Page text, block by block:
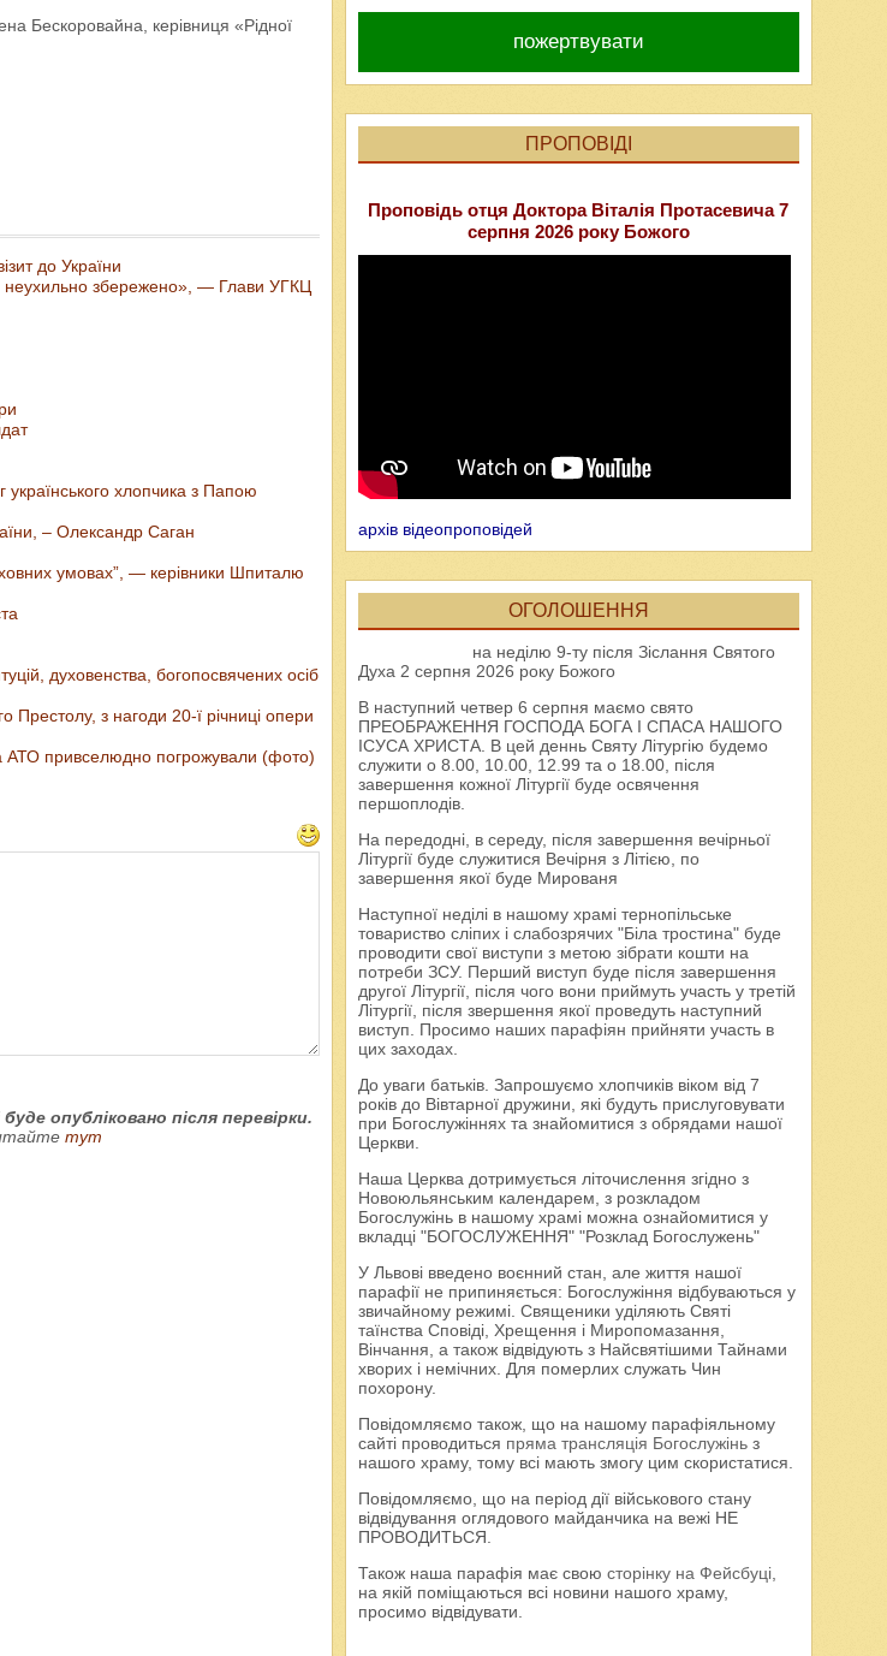
Бескоровайна, керівниця «Рідної
до України
неухильно збережено», — Глави УГКЦ
українського хлопчика з Папою
– Олександр Саган
умовах”, — керівники Шпиталю
духовенства, богопосвячених осіб
з нагоди 20-ї річниці опери
АТО привселюдно погрожували (фото)
опубліковано після перевірки.
тут
пожертвувати
ПРОПОВІДІ
Проповідь отця Доктора Віталія Протасевича 7
серпня 2026 року Божого
архів відеопроповідей
ОГОЛОШЕННЯ
на неділю 9-ту після Зіслання Святого
Духа 2 серпня 2026 року Божого
В наступний четвер 6 серпня маємо свято
ПРЕОБРАЖЕННЯ ГОСПОДА БОГА І СПАСА НАШОГО
ІСУСА ХРИСТА. В цей деннь Святу Літургію будемо
служити о 8.00, 10.00, 12.99 та о 18.00, після
завершення кожної Літургії буде освячення
першоплодів.
На передодні, в середу, після завершення вечірньої
Літургії буде служитися Вечірня з Літією, по
завершення якої буде Мированя
Наступної неділі в нашому храмі тернопільське
товариство сліпих і слабозрячих "Біла тростина" буде
проводити свої виступи з метою зібрати кошти на
потреби ЗСУ. Перший виступ буде після завершення
другої Літургії, після чого вони приймуть участь у третій
Літургії, після звершення якої проведуть наступний
виступ. Просимо наших парафіян прийняти участь в
цих заходах.
До уваги батьків. Запрошуємо хлопчиків віком від 7
років до Вівтарної дружини, які будуть прислуговувати
при Богослужіннях та знайомитися з обрядами нашої
Церкви.
Наша Церква дотримується літочислення згідно з
Новоюльянським календарем, з розкладом
Богослужінь в нашому храмі можна ознайомитися у
вкладці "БОГОСЛУЖЕННЯ" "Розклад Богослужень"
У Львові введено воєнний стан, але життя нашої
парафії не припиняється: Богослужіння відбуваються у
звичайному режимі. Священики уділяють Святі
таїнства Сповіді, Хрещення і Миропомазання,
Вінчання, а також відвідують з Найсвятішими Тайнами
хворих і немічних. Для померлих служать Чин
похорону.
Повідомляємо також, що на нашому парафіяльному
сайті проводиться пряма трансляція Богослужіньз
нашого храму, тому всі мають змогу цим скористатися.
Повідомляємо, що на період дії військового стану
відвідування оглядового майданчика на вежі НЕ
ПРОВОДИТЬСЯ.
Також наша парафія має свою сторінку на Фейсбуці,
на якій поміщаються всі новини нашого храму,
просимо відвідувати.